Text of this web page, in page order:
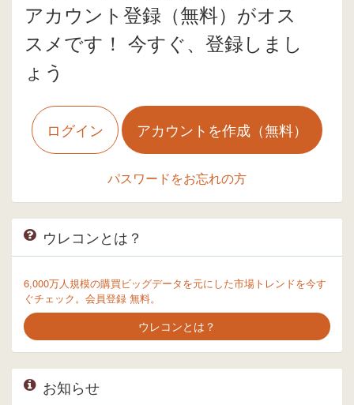
アカウント登録（無料）がオス
スメです！ 今すぐ、登録しまし
ょう
ログイン アカウントを作成（無料）
パスワードをお忘れの方
ウレコンとは？
6,000万人規模の購買ビッグデータを元にした市場トレンドを今す
ぐチェック。会員登録 無料。
ウレコンとは？
お知らせ